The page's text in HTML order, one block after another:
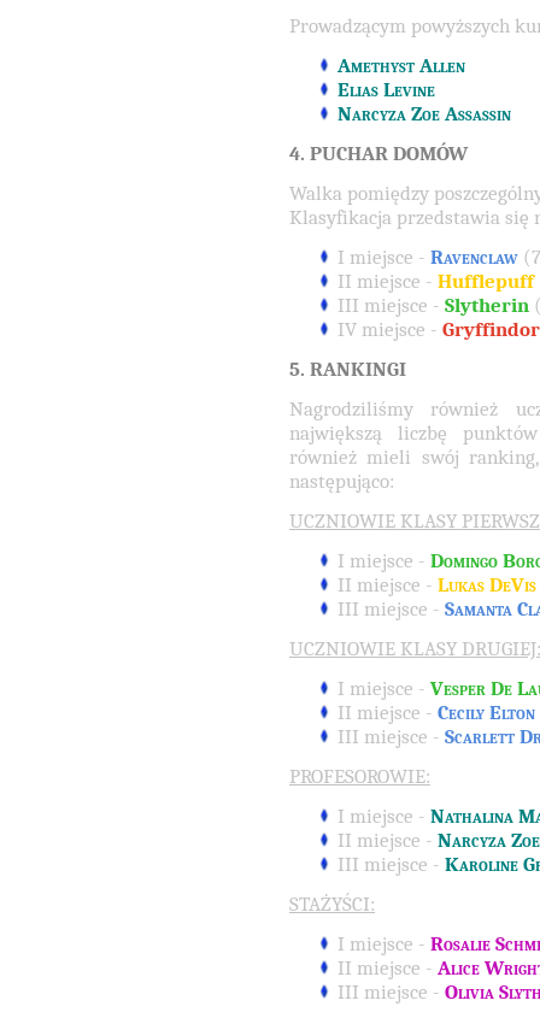
Prowadzącym powyższych
Amethyst Allen
Elias Levine
Narcyza Zoe Assassin
4. PUCHAR DOMÓW
Walka pomiędzy
Klasyfikacja przedstawia się
I miejsce - Ravenclaw
II miejsce - Hufflepuff
III miejsce - Slytherin
IV miejsce -
5. RANKINGI
Nagrodziliśmy również
największą liczbę
również mieli swój
następująco:
UCZNIOWIE KLASY
I miejsce - Domingo
II miejsce - Lukas DeVis
III miejsce - Samanta
UCZNIOWIE KLASY DRUGIEJ:
I miejsce - Vesper De
II miejsce - Cecily Elton
III miejsce - Scarlett
PROFESOROWIE:
I miejsce - Nathalina
II miejsce - Narcyza
III miejsce - Karoline
STAŻYŚCI:
I miejsce - Rosalie
II miejsce - Alice
III miejsce - Olivia